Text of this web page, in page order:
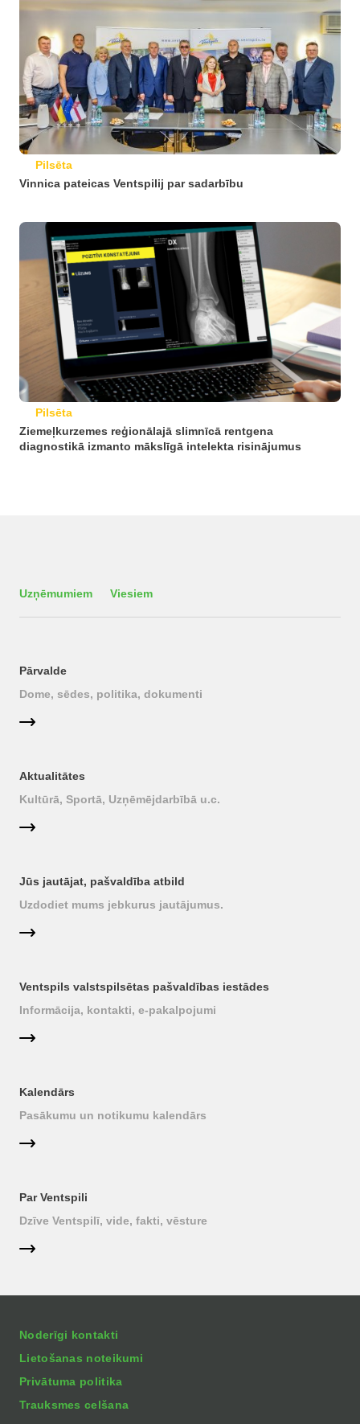
Pilsēta
Vinnica pateicas Ventspilij par sadarbību
Pilsēta
Ziemeļkurzemes reģionālajā slimnīcā rentgena
diagnostikā izmanto mākslīgā intelekta risinājumus
Uzņēmumiem Viesiem
Pārvalde
Dome, sēdes, politika, dokumenti
Aktualitātes
Kultūrā, Sportā, Uzņēmējdarbībā u.c.
Jūs jautājat, pašvaldība atbild
Uzdodiet mums jebkurus jautājumus.
Ventspils valstspilsētas pašvaldības iestādes
Informācija, kontakti, e-pakalpojumi
Kalendārs
Pasākumu un notikumu kalendārs
Par Ventspili
Dzīve Ventspilī, vide, fakti, vēsture
Noderīgi kontakti
Lietošanas noteikumi
Privātuma politika
Trauksmes celšana